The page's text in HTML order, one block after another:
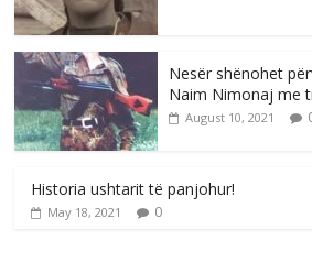
Nesër shënohet
Naim Nimonaj me
August 10, 2021
Historia ushtarit të panjohur!
May 18, 2021 0